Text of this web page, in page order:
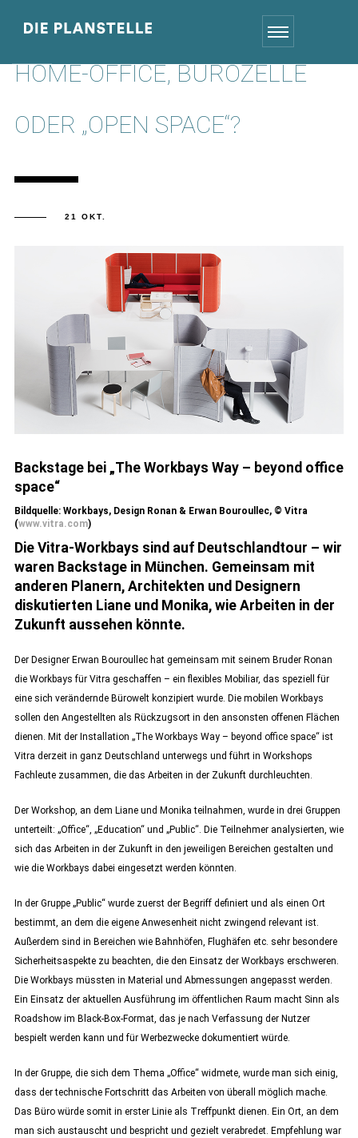
HOME-OFFICE, BÜROZELLE
ODER „OPEN SPACE“?
21 OKT.
Backstage bei „The Workbays Way – beyond office
space“
Bildquelle: Workbays, Design Ronan & Erwan Bouroullec, © Vitra
(www.vitra.com)
Die Vitra-Workbays sind auf Deutschlandtour – wir
waren Backstage in München. Gemeinsam mit
anderen Planern, Architekten und Designern
diskutierten Liane und Monika, wie Arbeiten in der
Zukunft aussehen könnte.
Der Designer Erwan Bouroullec hat gemeinsam mit seinem Bruder Ronan
die Workbays für Vitra geschaffen – ein flexibles Mobiliar, das speziell für
eine sich verändernde Bürowelt konzipiert wurde. Die mobilen Workbays
sollen den Angestellten als Rückzugsort in den ansonsten offenen Flächen
dienen. Mit der Installation „The Workbays Way – beyond office space“ ist
Vitra derzeit in ganz Deutschland unterwegs und führt in Workshops
Fachleute zusammen, die das Arbeiten in der Zukunft durchleuchten.
Der Workshop, an dem Liane und Monika teilnahmen, wurde in drei Gruppen
unterteilt: „Office“, „Education“ und „Public“. Die Teilnehmer analysierten, wie
sich das Arbeiten in der Zukunft in den jeweiligen Bereichen gestalten und
wie die Workbays dabei eingesetzt werden könnten.
In der Gruppe „Public“ wurde zuerst der Begriff definiert und als einen Ort
bestimmt, an dem die eigene Anwesenheit nicht zwingend relevant ist.
Außerdem sind in Bereichen wie Bahnhöfen, Flughäfen etc. sehr besondere
Sicherheitsaspekte zu beachten, die den Einsatz der Workbays erschweren.
Die Workbays müssten in Material und Abmessungen angepasst werden.
Ein Einsatz der aktuellen Ausführung im öffentlichen Raum macht Sinn als
Roadshow im Black-Box-Format, das je nach Verfassung der Nutzer
bespielt werden kann und für Werbezwecke dokumentiert würde.
In der Gruppe, die sich dem Thema „Office“ widmete, wurde man sich einig,
dass der technische Fortschritt das Arbeiten von überall möglich mache.
Das Büro würde somit in erster Linie als Treffpunkt dienen. Ein Ort, an dem
man sich austauscht und bespricht und gezielt verabredet. Empfehlung war